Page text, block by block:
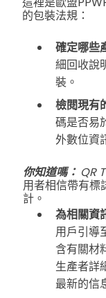
的包裝法規：
確定哪些
細回收說
裝。
檢閱現有
碼是否易
外數位資
你知道嗎： QR
用者相信帶有標
計。
為相關資
用戶引導
含有關材
生產者詳
最新的信